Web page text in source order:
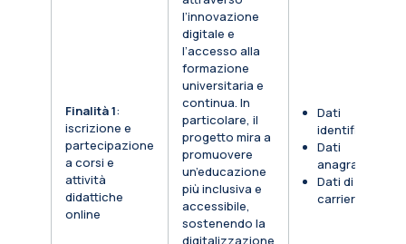
Finalità 1:
iscrizione e
partecipazione
a corsi e
attività
didattiche
online
l’innovazione
digitale e
l’accesso alla
formazione
universitaria e
continua. In
particolare, il
progetto mira a
promuovere
un’educazione
più inclusiva e
accessibile,
sostenendo la
digitalizzazione
Dati
identificativi
Dati
anagrafici
Dati di
carriera